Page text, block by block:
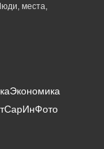
места,
Экономика
СарИнФото